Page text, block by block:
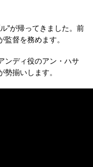
”が帰ってきました。前
督を務めます。
ンディ役のアン・ハサ
揃いします。